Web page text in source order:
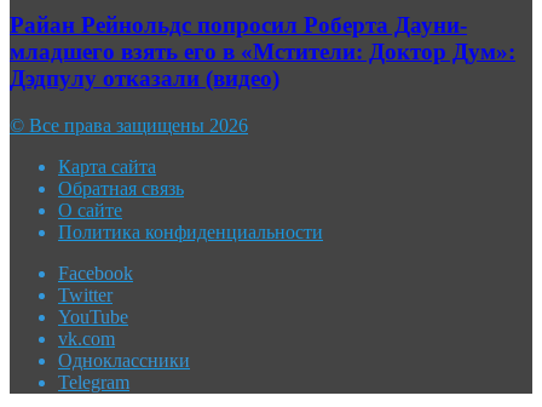
Райан Рейнольдс попросил Роберта Дауни-
младшего взять его в «Мстители: Доктор Дум»:
Дэдпулу отказали (видео)
© Все права защищены 2026
Карта сайта
Обратная связь
О сайте
Политика конфиденциальности
Facebook
Twitter
YouTube
vk.com
Одноклассники
Telegram